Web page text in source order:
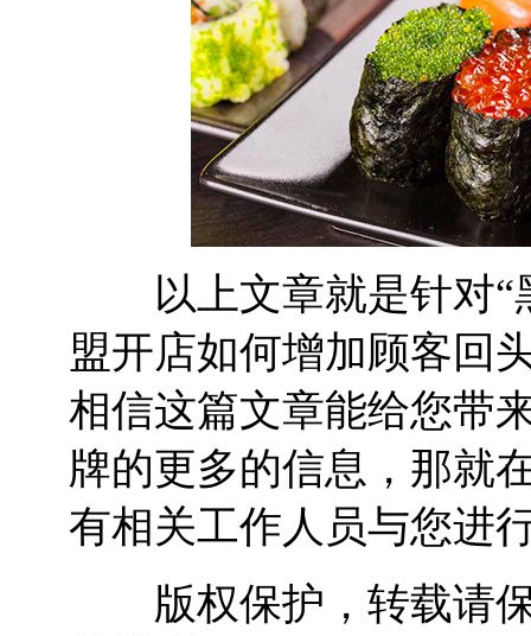
以上文章就是针对“
盟开店如何增加顾客回
相信这篇文章能给您带
牌的更多的信息，那就
有相关工作人员与您进
版权保护，转载请